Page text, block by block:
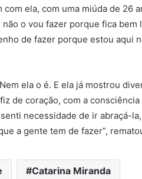
ela, com uma miúda de 26
o vou fazer porque fica bem
de fazer porque estou aqui
ela o é. E ela já mostrou
de coração, com a consciência
necessidade de ir abraçá-
a gente tem de fazer”,
Catarina Miranda